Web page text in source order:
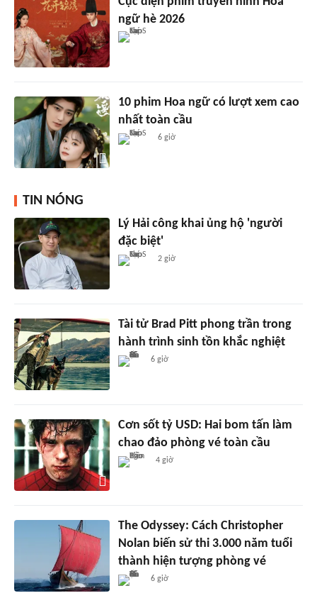
ngữ hè 2026
10 phim Hoa ngữ có lượt xem cao
nhất toàn cầu
6 giờ
TIN NÓNG
Lý Hải công khai ủng hộ 'người
đặc biệt'
2 giờ
Tài tử Brad Pitt phong trần trong
hành trình sinh tồn khắc nghiệt
6 giờ
Cơn sốt tỷ USD: Hai bom tấn làm
chao đảo phòng vé toàn cầu
4 giờ
The Odyssey: Cách Christopher
Nolan biến sử thi 3.000 năm tuổi
thành hiện tượng phòng vé
6 giờ